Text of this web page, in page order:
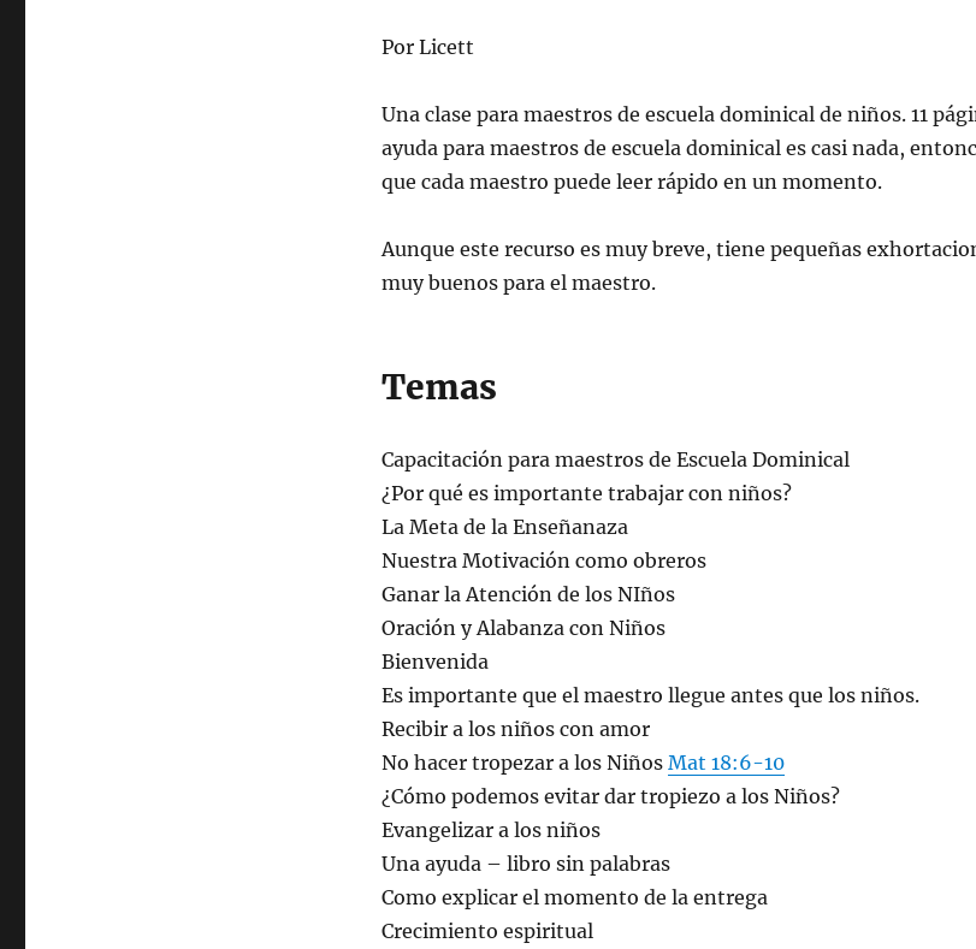
Por Licett
Una clase para maestros de escuela dominical de niños. 11
ayuda para maestros de escuela dominical es casi nada,
que cada maestro puede leer rápido en un momento.
Aunque este recurso es muy breve, tiene pequeñas
muy buenos para el maestro.
Temas
Capacitación para maestros de Escuela Dominical
¿Por qué es importante trabajar con niños?
La Meta de la Enseñanaza
Nuestra Motivación como obreros
Ganar la Atención de los NIños
Oración y Alabanza con Niños
Bienvenida
Es importante que el maestro llegue antes que los niños.
Recibir a los niños con amor
No hacer tropezar a los Niños Mat 18:6-10
¿Cómo podemos evitar dar tropiezo a los Niños?
Evangelizar a los niños
Una ayuda – libro sin palabras
Como explicar el momento de la entrega
Crecimiento espiritual